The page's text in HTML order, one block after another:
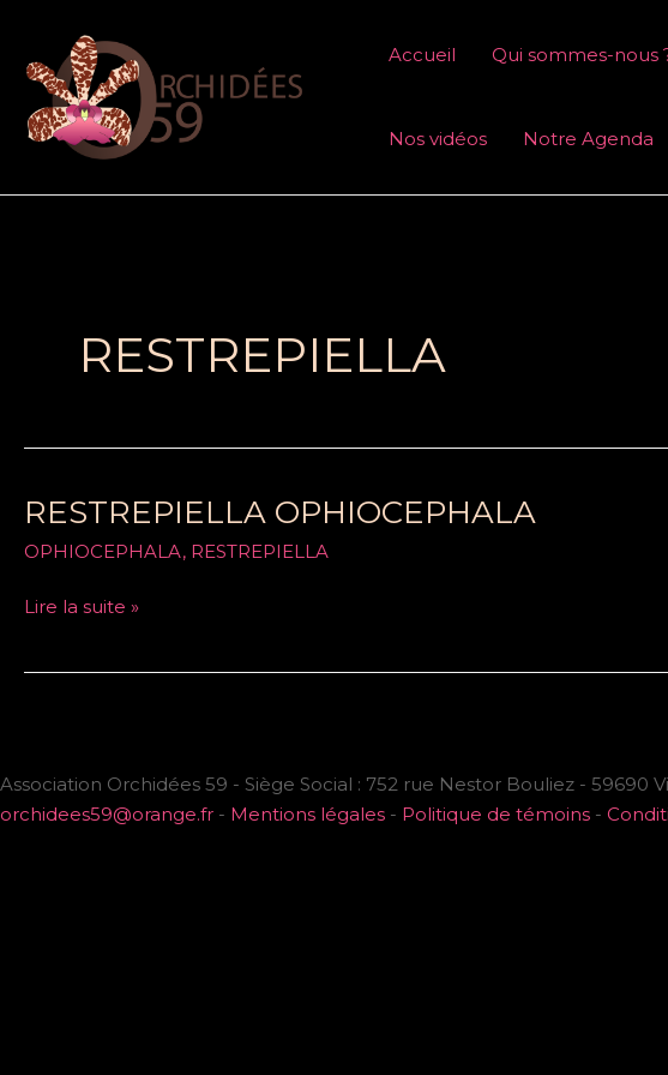
contenu
Accueil Qui sommes-nous
Nos vidéos Notre Agenda
RESTREPIELLA
RESTREPIELLA OPHIOCEPHALA
OPHIOCEPHALA, RESTREPIELLA
RESTREPIELLA
Lire la suite »
Association Orchidées 59 - Siège Social : 752 rue Nestor Bouliez - 59690
orchidees59@orange.fr - Mentions légales - Politique de témoins -